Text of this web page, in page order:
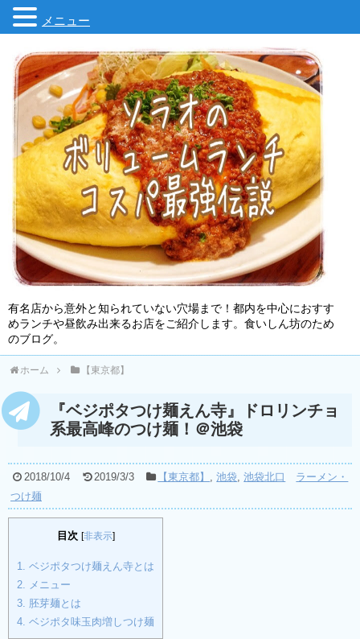
有名店から意外と知られていない穴場まで！都内を中心におすす
めランチや昼飲み出来るお店をご紹介します。食いしん坊のため
のブログ。
ホーム 【東京都】
『ベジポタつけ麺えん寺』ドロリンチョ
系最高峰のつけ麺！＠池袋
2018/10/4 2019/3/3 【東京都】 ,池袋,池袋北口
ラーメン・
つけ麺
目次 [非表示]
1.
ベジポタつけ麺えん寺とは
2.
メニュー
3.
胚芽麺とは
4. ベジポタ味玉肉増しつけ麺
メニュー